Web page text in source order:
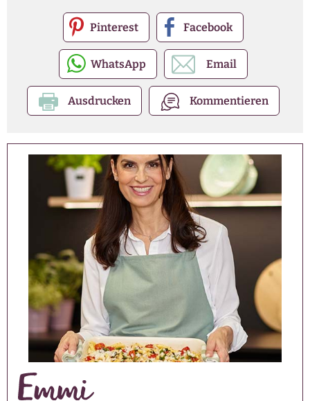
Pinterest Facebook
WhatsApp Email
Ausdrucken Kommentieren